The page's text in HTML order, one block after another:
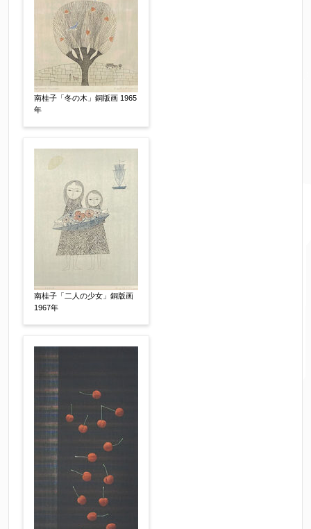
南桂子「冬の木」銅版画 1965
年
南桂子「二人の少女」銅版画
1967年